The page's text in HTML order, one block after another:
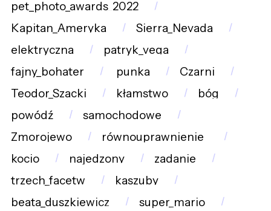
pet_photo_awards_2022
Kapitan_Ameryka
Sierra_Nevada
elektryczna
patryk_vega
fajny_bohater
punka
Czarni
Teodor_Szacki
kłamstwo
bóg
powódź
samochodowe
Zmorojewo
równouprawnienie_
kocio
najedzony
zadanie
trzech_facetw
kaszuby
beata_duszkiewicz
super_mario